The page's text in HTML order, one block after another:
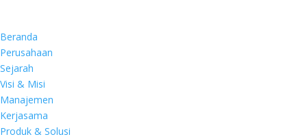
Beranda
Perusahaan
Sejarah
Visi & Misi
Manajemen
Kerjasama
Produk & Solusi